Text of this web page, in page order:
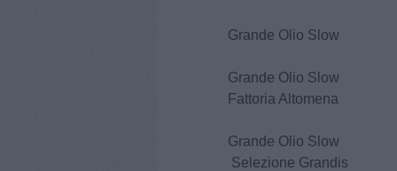
Grande Olio
Grande Olio
Fattoria Altomena
Grande Olio
Selezione Grandis